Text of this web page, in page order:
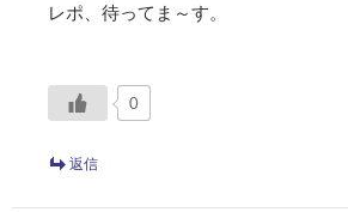
レポ、待ってま～す。
0
返信